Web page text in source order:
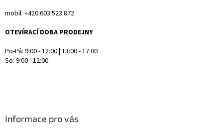
mobil: +420 603 523 872
OTEVÍRACÍ DOBA PRODEJNY
Po-Pá: 9:00 - 12:00 | 13:00 - 17:00
So: 9:00 - 12:00
Informace pro vás